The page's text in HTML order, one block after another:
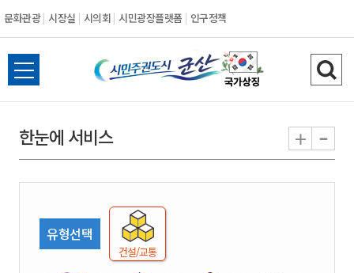
문화관광 시장실 시의회 시민광장플랫폼 인구정책
시
민
권
도
시
전
체
뉴
열
검
색
기
한눈에 서비스 + -
유형선택
건설/교통